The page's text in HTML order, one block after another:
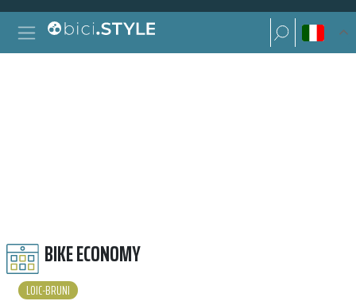
Vai al contenuto
Navigazione principale
Ricerca per:
Ricerca per:
BIKE ECONOMY
LOIC-BRUNI